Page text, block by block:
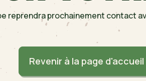
reprendra prochainement contact
Revenir à la page d'accueil